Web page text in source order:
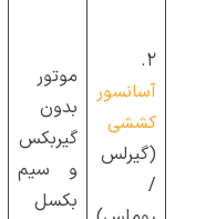
۲.
آسانسور
کششی
(گیرلس
/
موتور
بدون
گیربکس
و سیم
بکسل